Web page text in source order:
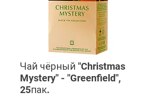
Чай чёрный "Christmas
Mystery" - "Greenfield",
25пак.